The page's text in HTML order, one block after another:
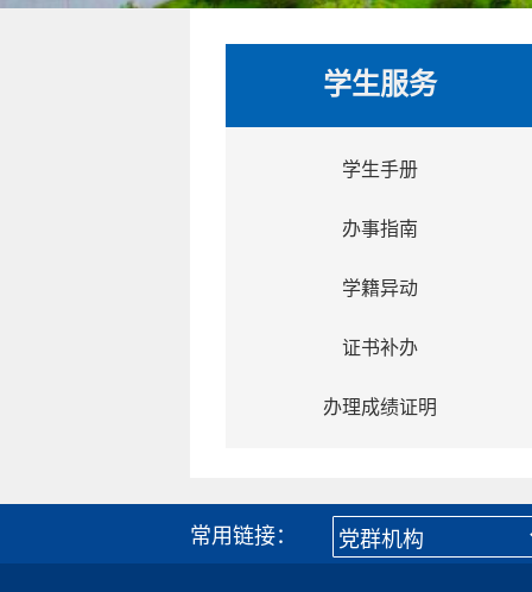
学生服务
学生手册
办事指南
学籍异动
证书补办
办理成绩证明
常用链接：